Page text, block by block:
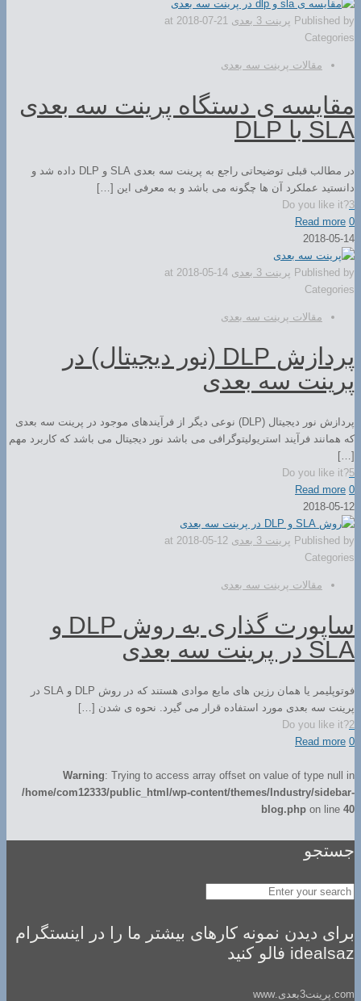
Published by پرینت 3 بعدی at 2018-07-21
Categories
مقالات پرینت سه بعدی
مقایسه ی دستگاه پرینت سه بعدی
SLA با DLP
در مطالب قبلی توضیحاتی راجع به پرینت سه بعدی SLA و DLP داده شد و
دانستید عملکرد آن ها چگونه می باشد و به معرفی این […]
Do you like it?3
0
Read more
2018-05-14
Published by پرینت 3 بعدی at 2018-05-14
Categories
مقالات پرینت سه بعدی
پردازش DLP (نور دیجیتال) در
پرینت سه بعدی
پردازش نور دیجیتال (DLP) نوعی دیگر از فرآیندهای موجود در پرینت سه بعدی
که همانند فرآیند استریولیتوگرافی می باشد نور دیجیتال می باشد که کاربرد مهم
[…]
Do you like it?5
0
Read more
2018-05-12
Published by پرینت 3 بعدی at 2018-05-12
Categories
مقالات پرینت سه بعدی
ساپورت گذاری به روش DLP و
SLA در پرینت سه بعدی
فوتوپلیمر یا همان رزین های مایع موادی هستند که در روش DLP و SLA در
پرینت سه بعدی مورد استفاده قرار می گیرد. نحوه ی شدن […]
Do you like it?2
0
Read more
Warning: Trying to access array offset on value of type null in
/home/com12333/public_html/wp-content/themes/Industry/sidebar-
blog.php on line 40
جستجو
برای دیدن نمونه کارهای بیشتر ما را در اینستگرام
idealsaz فالو کنید
com.پرینت3بعدی.www